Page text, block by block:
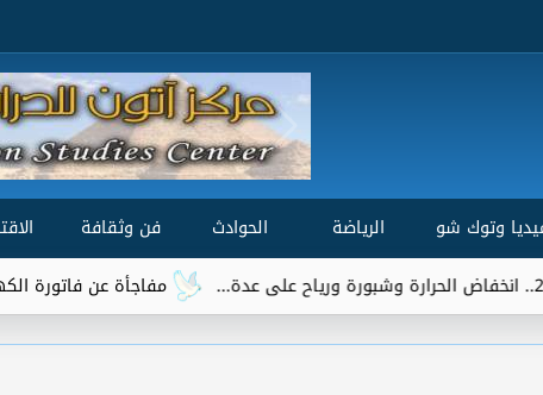
وتوك شو الرياضة الحوادث فن وثقافة
مفاجأة عن فاتورة الكهرباء.. جهاز واحد